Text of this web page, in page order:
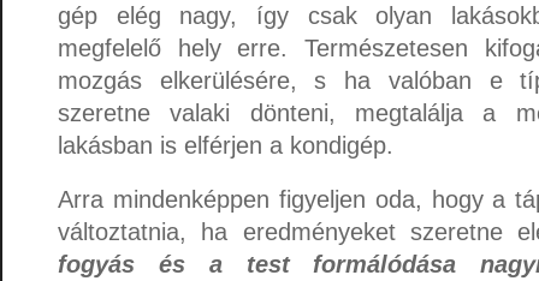
gép elég nagy, így csak olyan
megfelelő hely erre. Természetesen
mozgás elkerülésére, s ha valóban e
szeretne valaki dönteni, megtalálja a
lakásban is elférjen a kondigép.
Arra mindenképpen figyeljen oda, hogy a
változtatnia, ha eredményeket szeretne
fogyás és a test formálódása